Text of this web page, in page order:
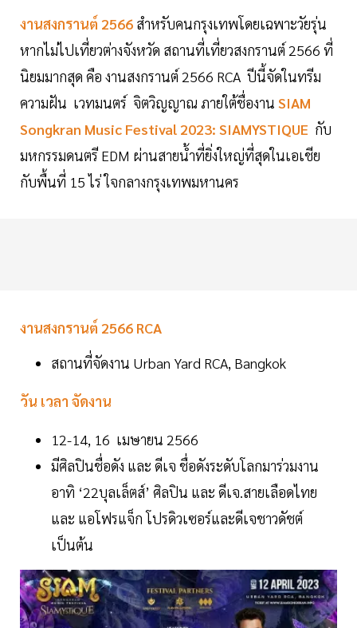
งานสงกรานต์ 2566 สำหรับคนกรุงเทพโดยเฉพาะวัยรุ่น
หากไม่ไปเที่ยวต่างจังหวัด สถานที่เที่ยวสงกรานต์ 2566 ที่
นิยมมากสุด คือ งานสงกรานต์ 2566 RCA ปีนี้จัดในทรีม
ความฝัน เวทมนตร์ จิตวิญญาณ ภายใต้ชื่องาน SIAM
Songkran Music Festival 2023: SIAMYSTIQUE กับ
มหกรรมดนตรี EDM ผ่านสายน้ำที่ยิ่งใหญ่ที่สุดในเอเชีย
กับพื้นที่ 15 ไร่ ใจกลางกรุงเทพมหานคร
งานสงกรานต์ 2566 RCA
สถานที่จัดงาน Urban Yard RCA, Bangkok
วัน เวลา จัดงาน
12-14, 16 เมษายน 2566
มีศิลปินชื่อดัง และ ดีเจ ชื่อดังระดับโลกมาร่วมงาน
อาทิ ‘22บุลเล็ตส์’ ศิลปิน และ ดีเจ.สายเลือดไทย
และ แอโฟรแจ็ก โปรดิวเซอร์และดีเจชาวดัชต์
เป็นต้น